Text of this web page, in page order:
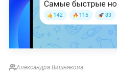
Александра Вишнякова